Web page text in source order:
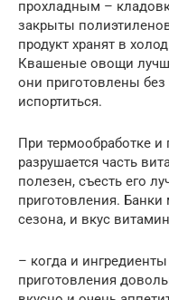
прохладным –
закрыты
продукт хранят в
Квашеные овощи
они приготовлены без
испортиться.
При термообработке
разрушается часть
полезен, съесть его
приготовления. Банки
сезона, и вкус
– когда и
приготовления